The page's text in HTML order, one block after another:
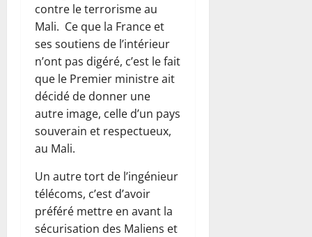
contre le terrorisme au
Mali. Ce que la France et
ses soutiens de l’intérieur
n’ont pas digéré, c’est le fait
que le Premier ministre ait
décidé de donner une
autre image, celle d’un pays
souverain et respectueux,
au Mali.
Un autre tort de l’ingénieur
télécoms, c’est d’avoir
préféré mettre en avant la
sécurisation des Maliens et